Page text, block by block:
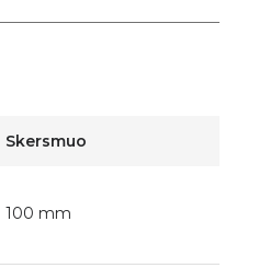
Skersmuo
100 mm